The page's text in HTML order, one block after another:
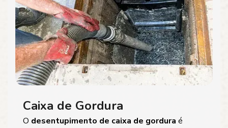
Caixa de Gordura
O desentupimento de caixa de gordura é